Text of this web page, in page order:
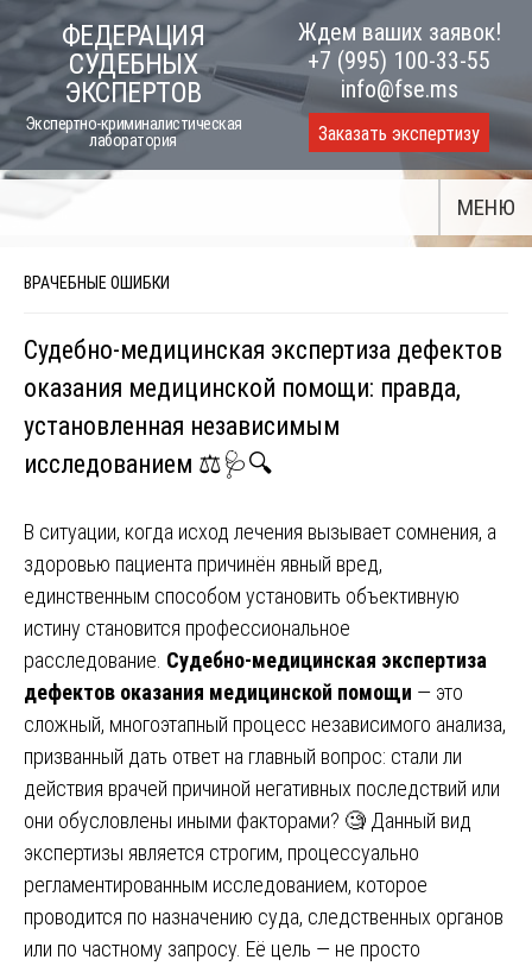
to
content
ФЕДЕРАЦИЯ
СУДЕБНЫХ
ЭКСПЕРТОВ
Экспертно-криминалистическая
лаборатория
Ждем ваших заявок!
+7 (995) 100-33-55
info@fse.ms
Заказать экспертизу
МЕНЮ
ВРАЧЕБНЫЕ ОШИБКИ
Судебно-медицинская экспертиза дефектов
оказания медицинской помощи: правда,
установленная независимым
исследованием ⚖️🩺🔍
В ситуации, когда исход лечения вызывает сомнения, а
здоровью пациента причинён явный вред,
единственным способом установить объективную
истину становится профессиональное
расследование. Судебно-медицинская экспертиза
дефектов оказания медицинской помощи — это
сложный, многоэтапный процесс независимого анализа,
призванный дать ответ на главный вопрос: стали ли
действия врачей причиной негативных последствий или
они обусловлены иными факторами? 🧐 Данный вид
экспертизы является строгим, процессуально
регламентированным исследованием, которое
проводится по назначению суда, следственных органов
или по частному запросу. Её цель — не просто